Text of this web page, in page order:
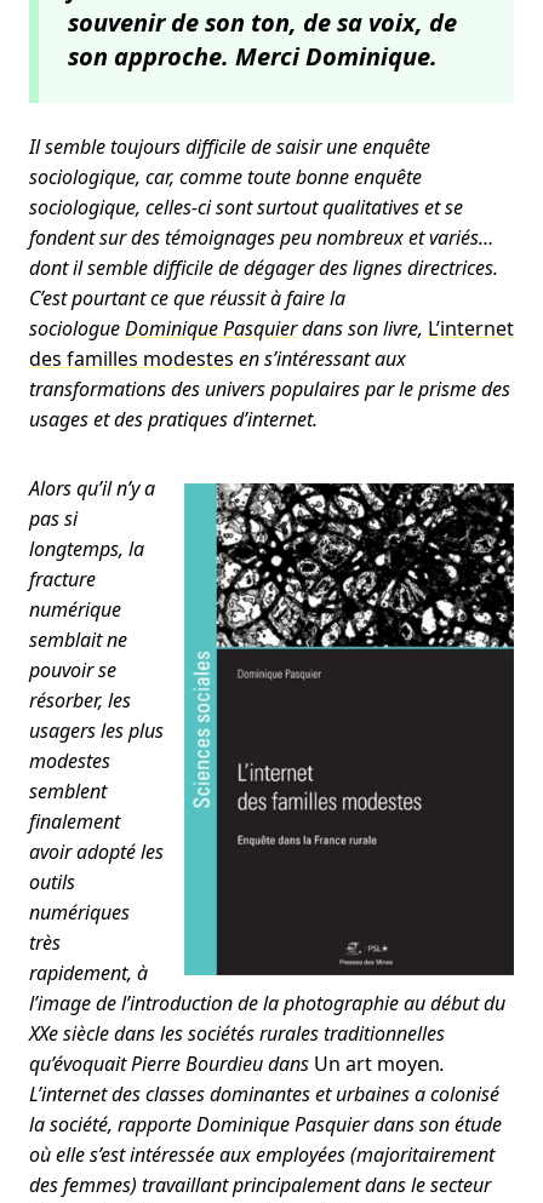
souvenir de son ton, de sa voix, de
son approche. Merci Dominique.
Il semble toujours difficile de saisir une enquête
sociologique, car, comme toute bonne enquête
sociologique, celles-ci sont surtout qualitatives et se
fondent sur des témoignages peu nombreux et variés…
dont il semble difficile de dégager des lignes directrices.
C’est pourtant ce que réussit à faire la
sociologueDominique Pasquierdans son livre, L’internet
des familles modestes en s’intéressant aux
transformations des univers populaires par le prisme des
usages et des pratiques d’internet.
Alors qu’il n’y a
pas si
longtemps, la
fracture
numérique
semblait ne
pouvoir se
résorber, les
usagers les plus
modestes
semblent
finalement
avoir adopté les
outils
numériques
très
rapidement, à
l’image de l’introduction de la photographie au début du
XXe siècle dans les sociétés rurales traditionnelles
qu’évoquait Pierre Bourdieu dans Un art moyen.
L’internet des classes dominantes et urbaines a colonisé
la société, rapporte Dominique Pasquier dans son étude
où elle s’est intéressée aux employées (majoritairement
des femmes) travaillant principalement dans le secteur